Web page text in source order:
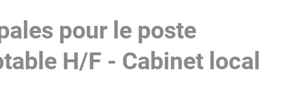
pour le poste
H/F - Cabinet local